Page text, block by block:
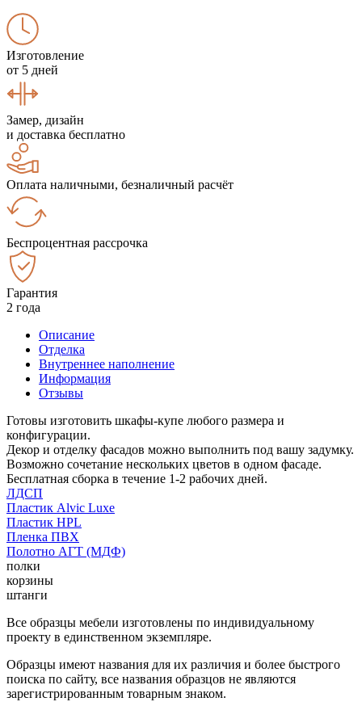
Изготовление
от 5 дней
Замер, дизайн
и доставка бесплатно
Оплата наличными, безналичный расчёт
Беспроцентная рассрочка
Гарантия
2 года
Описание
Отделка
Внутреннее наполнение
Информация
Отзывы
Готовы изготовить шкафы-купе любого размера и
конфигурации.
Декор и отделку фасадов можно выполнить под вашу задумку.
Возможно сочетание нескольких цветов в одном фасаде.
Бесплатная сборка в течение 1-2 рабочих дней.
ЛДСП
Пластик Alvic Luxe
Пластик HPL
Пленка ПВХ
Полотно АГТ (МДФ)
полки
корзины
штанги
Все образцы мебели изготовлены по индивидуальному
проекту в единственном экземпляре.
Образцы имеют названия для их различия и более быстрого
поиска по сайту, все названия образцов не являются
зарегистрированным товарным знаком.